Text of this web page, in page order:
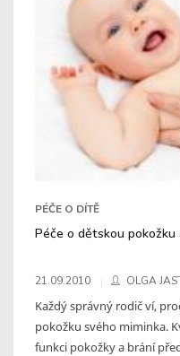
PÉČE O DÍTĚ
Péče o dětskou pokožku
21.09.2010 OLGA
Každý správný rodič ví,
pokožku svého miminka.
funkci pokožky a brání